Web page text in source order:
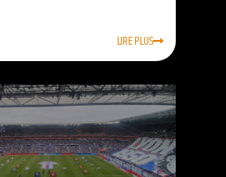
LIRE PLUS